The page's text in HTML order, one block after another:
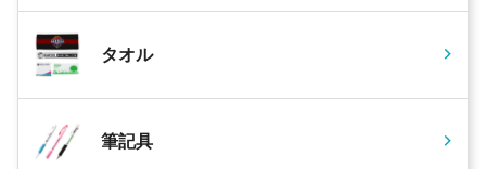
タオル
筆記具